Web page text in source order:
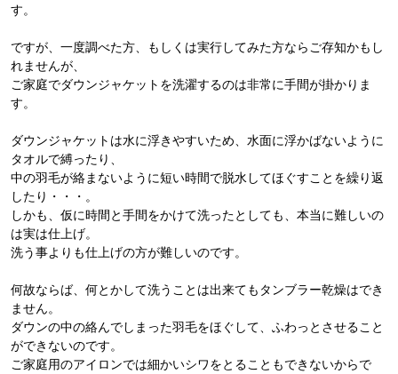
す。
ですが、一度調べた方、もしくは実行してみた方ならご存知かもし
れませんが、
ご家庭でダウンジャケットを洗濯するのは非常に手間が掛かりま
す。
ダウンジャケットは水に浮きやすいため、水面に浮かばないように
タオルで縛ったり、
中の羽毛が絡まないように短い時間で脱水してほぐすことを繰り返
したり・・・。
しかも、仮に時間と手間をかけて洗ったとしても、本当に難しいの
は実は仕上げ。
洗う事よりも仕上げの方が難しいのです。
何故ならば、何とかして洗うことは出来てもタンブラー乾燥はでき
ません。
ダウンの中の絡んでしまった羽毛をほぐして、ふわっとさせること
ができないのです。
ご家庭用のアイロンでは細かいシワをとることもできないからで